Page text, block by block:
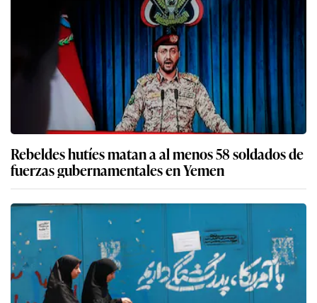
Rebeldes hutíes matan a al menos 58 soldados de
fuerzas gubernamentales en Yemen